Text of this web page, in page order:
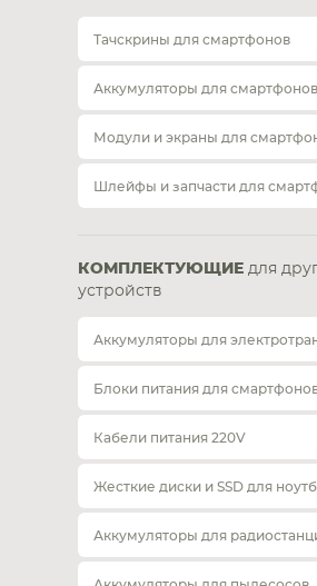
Тачскрины для смартфонов
Аккумуляторы для смартфонов
Модули и экраны для
Шлейфы и запчасти для
КОМПЛЕКТУЮЩИЕ для
устройств
Аккумуляторы для
Блоки питания для
Кабели питания 220V
Жесткие диски и SSD для
Аккумуляторы для